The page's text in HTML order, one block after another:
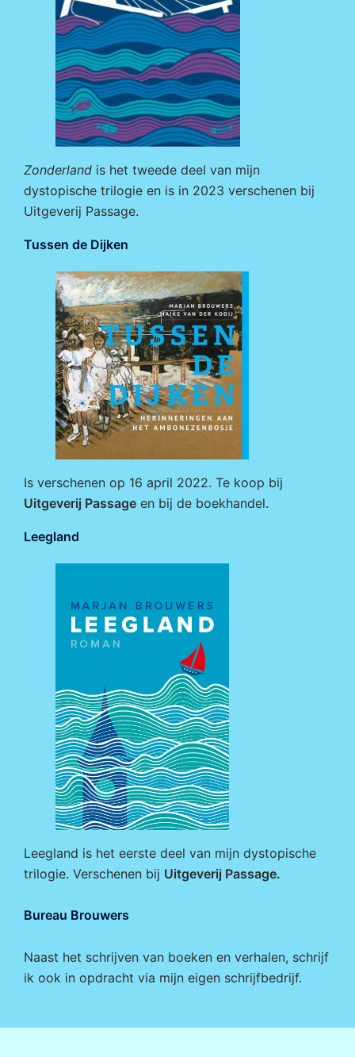
Zonderland is het tweede deel van mijn
dystopische trilogie en is in 2023 verschenen bij
Uitgeverij Passage.
Tussen de Dijken
Is verschenen op 16 april 2022. Te koop bij
Uitgeverij Passage en bij de boekhandel.
Leegland
Leegland is het eerste deel van mijn dystopische
trilogie. Verschenen bij Uitgeverij Passage.
Bureau Brouwers
Naast het schrijven van boeken en verhalen, schrijf
ik ook in opdracht via mijn eigen schrijfbedrijf.